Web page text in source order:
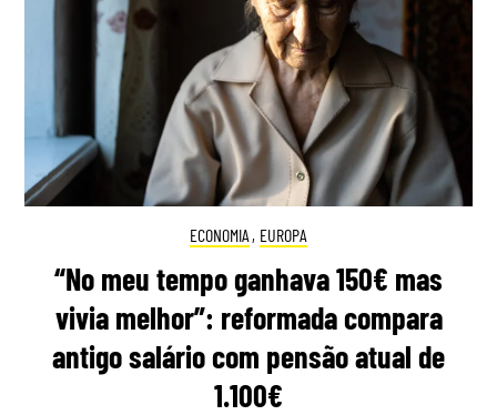
ECONOMIA , EUROPA
“No meu tempo ganhava 150€ mas
vivia melhor”: reformada compara
antigo salário com pensão atual de
1.100€